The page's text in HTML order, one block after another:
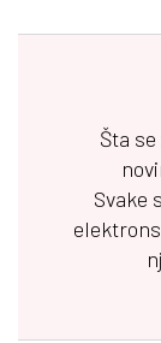
Šta
Svake